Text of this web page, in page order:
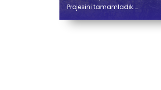
Projesini tamamladık.
736 metre uzunluğunda